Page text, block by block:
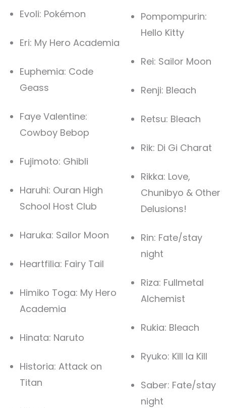
Evoli: Pokémon
Eri: My Hero Academia
Euphemia: Code
Geass
Faye Valentine:
Cowboy Bebop
Fujimoto: Ghibli
Haruhi: Ouran High
School Host Club
Haruka: Sailor Moon
Heartfilia: Fairy Tail
Himiko Toga: My Hero
Academia
Hinata: Naruto
Historia: Attack on
Titan
Pompompurin:
Hello Kitty
Rei: Sailor Moon
Renji: Bleach
Retsu: Bleach
Rik: Di Gi Charat
Rikka: Love,
Chunibyo & Other
Delusions!
Rin: Fate/stay
night
Riza: Fullmetal
Alchemist
Rukia: Bleach
Ryuko: Kill la Kill
Saber: Fate/stay
night